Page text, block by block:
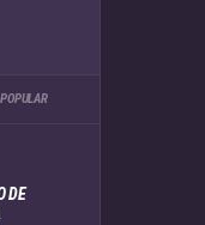
POPULAR
DE